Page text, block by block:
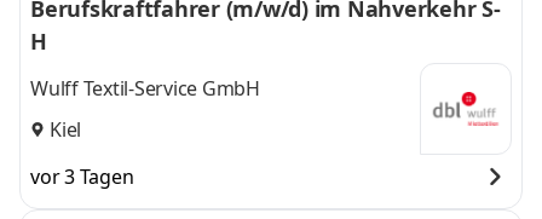
Berufskraftfahrer (m/w/d) im Nahverkehr S-
H
Wulff Textil-Service GmbH
Kiel
vor 3 Tagen